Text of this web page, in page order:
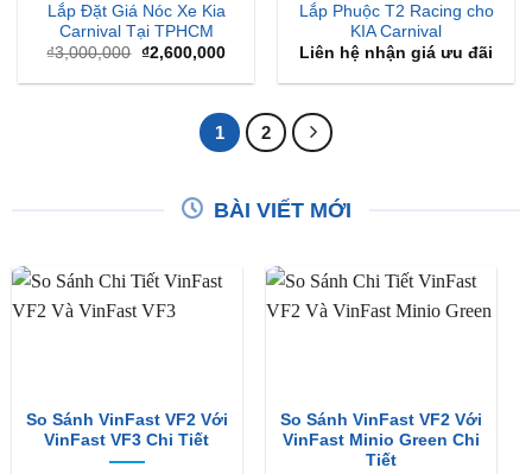
Lắp Đặt Giá Nóc Xe Kia
Carnival Tại TPHCM
₫3,000,000 Giá
là:
₫2,600,000Giá
tại
₫2,600,000.
Lắp Phuộc T2 Racing cho
KIA Carnival
Liên hệ nhận giá ưu đãi
1 2
BÀI VIẾT MỚI
So Sánh VinFast VF2 Với
VinFast VF3 Chi Tiết
So Sánh VinFast VF2 Với
VinFast Minio Green Chi
Tiết